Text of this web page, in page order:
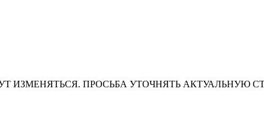
ПРОСЬБА УТОЧНЯТЬ АКТУАЛЬНУЮ